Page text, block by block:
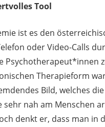
Tool
ist es den
oder Video-Calls
Psychotherapeut*innen
Therapieform
Bild, welches
nah am Menschen
denkt er, dass man